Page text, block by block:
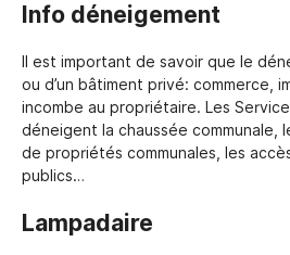
Info déneigement
Il est important de savoir que le
ou d’un bâtiment privé: commerce,
incombe au propriétaire. Les
déneigent la chaussée communale,
de propriétés communales, les
publics…
Lampadaire